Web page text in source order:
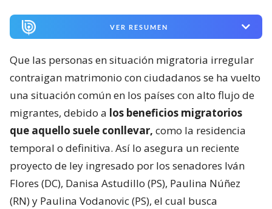
VER RESUMEN
Que las personas en situación migratoria irregular
contraigan matrimonio con ciudadanos se ha vuelto
una situación común en los países con alto flujo de
migrantes, debido a los beneficios migratorios
que aquello suele conllevar, como la residencia
temporal o definitiva. Así lo asegura un reciente
proyecto de ley ingresado por los senadores Iván
Flores (DC), Danisa Astudillo (PS), Paulina Núñez
(RN) y Paulina Vodanovic (PS), el cual busca